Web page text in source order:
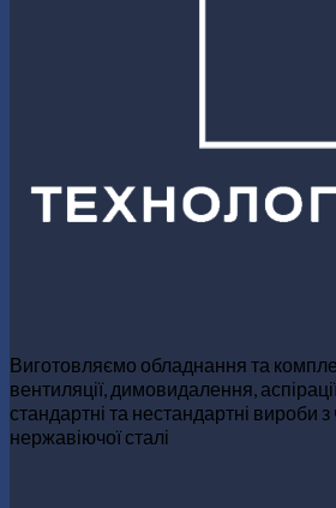
Виготовляємо обладнання та
вентиляції, димовидалення,
стандартні та нестандартні вироби
нержавіючої сталі